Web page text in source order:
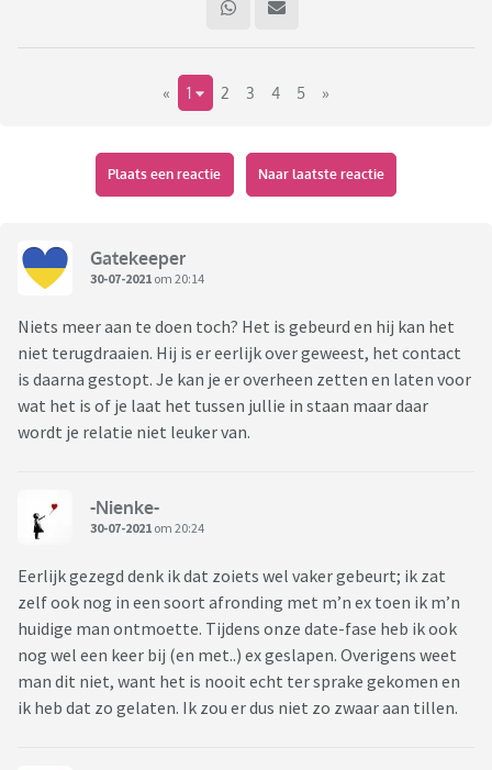
« 1 2 3 4 5 »
Plaats een reactie Naar laatste reactie
Gatekeeper
30-07-2021 om 20:14
Niets meer aan te doen toch? Het is gebeurd en hij kan het
niet terugdraaien. Hij is er eerlijk over geweest, het contact
is daarna gestopt. Je kan je er overheen zetten en laten voor
wat het is of je laat het tussen jullie in staan maar daar
wordt je relatie niet leuker van.
-Nienke-
30-07-2021 om 20:24
Eerlijk gezegd denk ik dat zoiets wel vaker gebeurt; ik zat
zelf ook nog in een soort afronding met m’n ex toen ik m’n
huidige man ontmoette. Tijdens onze date-fase heb ik ook
nog wel een keer bij (en met..) ex geslapen. Overigens weet
man dit niet, want het is nooit echt ter sprake gekomen en
ik heb dat zo gelaten. Ik zou er dus niet zo zwaar aan tillen.